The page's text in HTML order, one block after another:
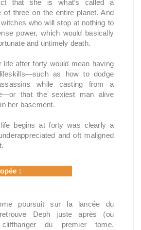
that she is what’s called a
of three on the entire planet. And
who will stop at nothing to
power, which would basically
and untimely death.
life after forty would mean having
as how to dodge
while casting from a
that the sexiest man alive
her basement.
begins at forty was clearly a
and oft maligned
:
poursuit sur la lancée du
Deph juste après (ou
du premier tome.